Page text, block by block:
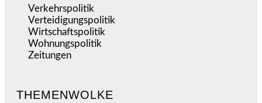
Verkehrspolitik
Verteidigungspolitik
Wirtschaftspolitik
Wohnungspolitik
Zeitungen
THEMENWOLKE